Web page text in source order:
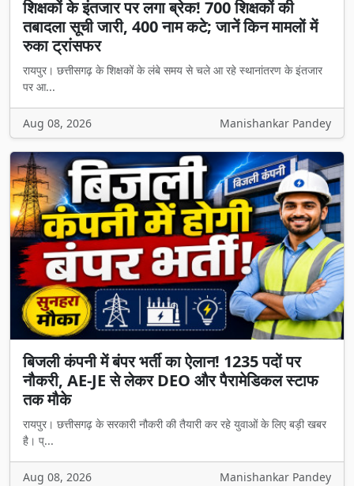
शिक्षकों के इंतजार पर लगा ब्रेक! 700 शिक्षकों की
तबादला सूची जारी, 400 नाम कटे; जानें किन मामलों में
रुका ट्रांसफर
रायपुर। छत्तीसगढ़ के शिक्षकों के लंबे समय से चले आ रहे स्थानांतरण के इंतजार
पर आ...
Aug 08, 2026 Manishankar Pandey
बिजली कंपनी में बंपर भर्ती का ऐलान! 1235 पदों पर
नौकरी, AE-JE से लेकर DEO और पैरामेडिकल स्टाफ
तक मौके
रायपुर। छत्तीसगढ़ के सरकारी नौकरी की तैयारी कर रहे युवाओं के लिए बड़ी खबर
है। प्...
Aug 08, 2026 Manishankar Pandey